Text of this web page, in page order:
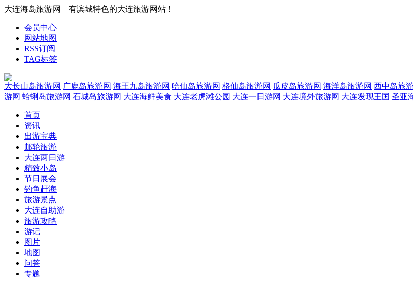
大连海岛旅游网—有滨城特色的大连旅游网站！
会员中心
网站地图
RSS订阅
TAG标签
大长山岛旅游网 广鹿岛旅游网 海王九岛旅游网 哈仙岛旅游网 格仙岛旅游网 瓜皮岛旅游网 海洋岛旅游网 西中岛旅
游网 蛤蜊岛旅游网 石城岛旅游网 大连海鲜美食 大连老虎滩公园 大连一日游网 大连境外旅游网 大连发现王国 圣亚
首页
资讯
出游宝典
邮轮旅游
大连两日游
精致小岛
节日展会
钓鱼赶海
旅游景点
大连自助游
旅游攻略
游记
图片
地图
问答
专题